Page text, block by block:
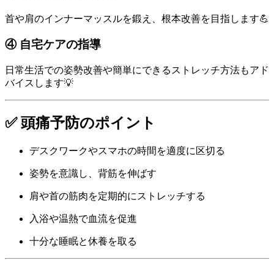
首や肩のインナーマッスルを鍛え、根本改善を目指します💪
④ 自宅ケアの指導
日常生活での姿勢改善や簡単にできるストレッチ方法もアド
バイスします💡
✅ 頭痛予防のポイント
デスクワークやスマホの時間を適度に区切る
姿勢を意識し、背筋を伸ばす
肩や首の筋肉を定期的にストレッチする
入浴や温熱で血流を促進
十分な睡眠と休養を取る